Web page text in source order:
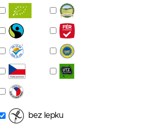
bez lepku